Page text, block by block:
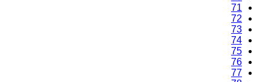
71
72
73
74
75
76
77